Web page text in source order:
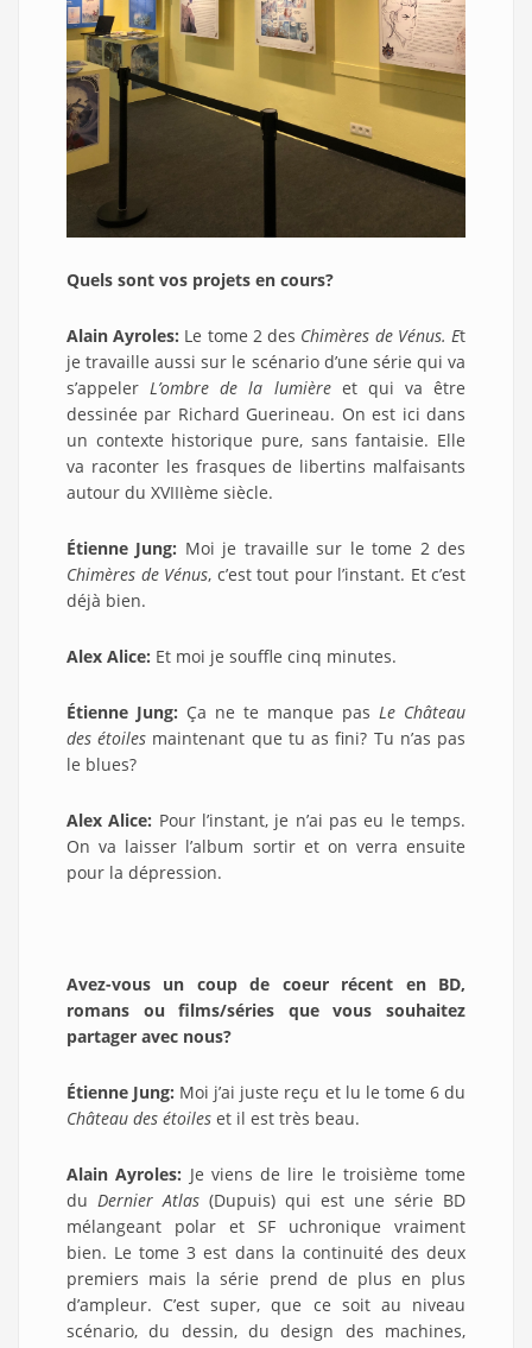
Quels sont vos projets en cours?
Alain Ayroles: Le tome 2 des Chimères de Vénus. Et
je travaille aussi sur le scénario d’une série qui va
s’appeler L’ombre de la lumièreet qui va être
dessinée par Richard Guerineau. On est ici dans
un contexte historique pure, sans fantaisie. Elle
va raconter les frasques de libertins malfaisants
autour du XVIIIème siècle.
Étienne Jung: Moi je travaille sur le tome 2 des
Chimères de Vénus, c’est tout pour l’instant. Et c’est
déjà bien.
Alex Alice: Et moi je souffle cinq minutes.
Étienne Jung: Ça ne te manque pas Le Château
des étoiles maintenant que tu as fini? Tu n’as pas
le blues?
Alex Alice: Pour l’instant, je n’ai pas eu le temps.
On va laisser l’album sortir et on verra ensuite
pour la dépression.
Avez-vous un coup de coeur récent en BD,
romans ou films/séries que vous souhaitez
partager avec nous?
Étienne Jung: Moi j’ai juste reçu et lu le tome 6 du
Château des étoiles et il est très beau.
Alain Ayroles: Je viens de lire le troisième tome
du Dernier Atlas (Dupuis) qui est une série BD
mélangeant polar et SF uchronique vraiment
bien. Le tome 3 est dans la continuité des deux
premiers mais la série prend de plus en plus
d’ampleur. C’est super, que ce soit au niveau
scénario, du dessin, du design des machines,